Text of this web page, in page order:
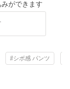
ができます
#シボ感 パンツ